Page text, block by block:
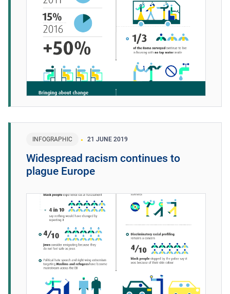
INFOGRAPHIC 21 JUNE 2019
Widespread racism continues to
plague Europe